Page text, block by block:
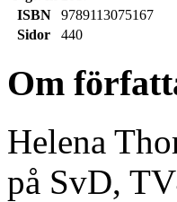
ISBN
9789113075167
Sidor
440
Om
Helena
på SvD,